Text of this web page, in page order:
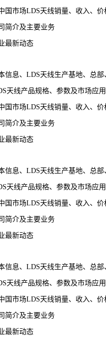
LDS天线销量、收入、价格
介及主要业务
新动态
、LDS天线生产基地、总部
产品规格、参数及市场应用
LDS天线销量、收入、价格
介及主要业务
新动态
、LDS天线生产基地、总部
产品规格、参数及市场应用
LDS天线销量、收入、价格
介及主要业务
新动态
、LDS天线生产基地、总部
产品规格、参数及市场应用
LDS天线销量、收入、价格
介及主要业务
新动态